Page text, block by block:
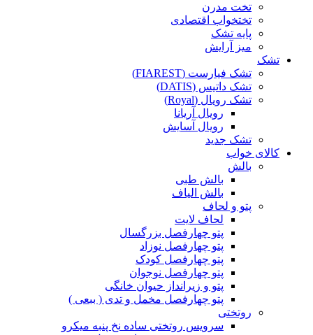
تخت مدرن
تختخواب اقتصادی
پایه تشک
میز آرایش
تشک
تشک فیارست (FIAREST)
تشک داتیس (DATIS)
تشک رویال (Royal)
رویال آریانا
رویال آسایش
تشک جدید
کالای خواب
بالش
بالش طبی
بالش الیاف
پتو و لحاف
لحاف لایت
پتو چهارفصل بزرگسال
پتو چهارفصل نوزاد
پتو چهارفصل کودک
پتو چهارفصل نوجوان
پتو و زیرانداز حیوان خانگی
پتو چهارفصل مخمل و تدی ( ببعی )
روتختی
سرویس روتختی ساده نخ پنبه میکرو